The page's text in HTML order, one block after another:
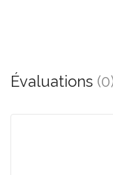
Évaluations